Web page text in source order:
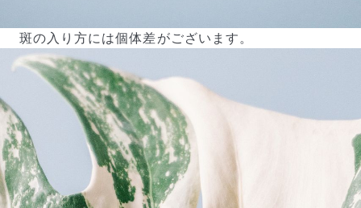
斑の入り方には個体差がございます。